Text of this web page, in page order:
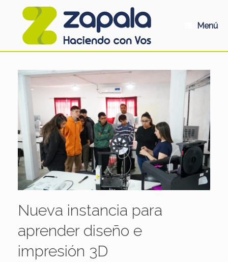
Menú
Nueva instancia para
aprender diseño e
impresión 3D